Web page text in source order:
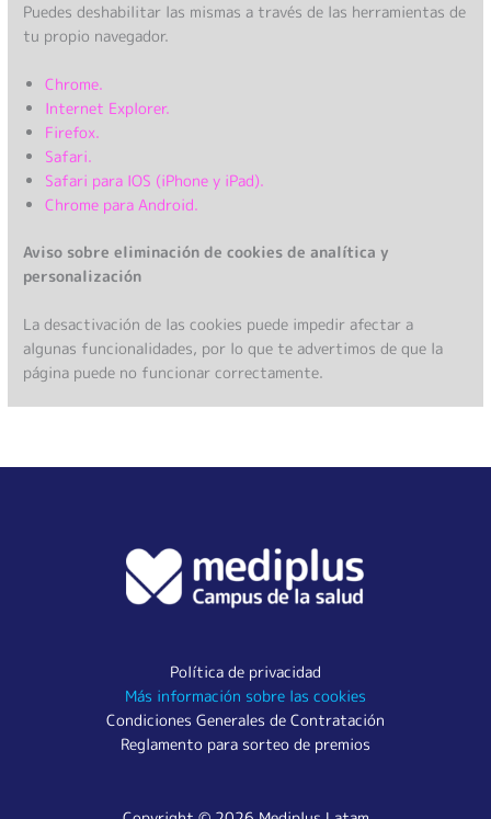
Puedes deshabilitar las mismas a través de las herramientas de
tu propio navegador.
Chrome.
Internet Explorer.
Firefox.
Safari.
Safari para IOS (iPhone y iPad).
Chrome para Android.
Aviso sobre eliminación de cookies de analítica y
personalización
La desactivación de las cookies puede impedir afectar a
algunas funcionalidades, por lo que te advertimos de que la
página puede no funcionar correctamente.
Política de privacidad
Más información sobre las cookies
Condiciones Generales de Contratación
Reglamento para sorteo de premios